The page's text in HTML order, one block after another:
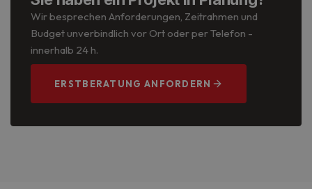
Wir besprechen Anforderungen, Zeitrahmen und
Budget unverbindlich vor Ort oder per Telefon -
innerhalb 24 h.
ERSTBERATUNG ANFORDERN